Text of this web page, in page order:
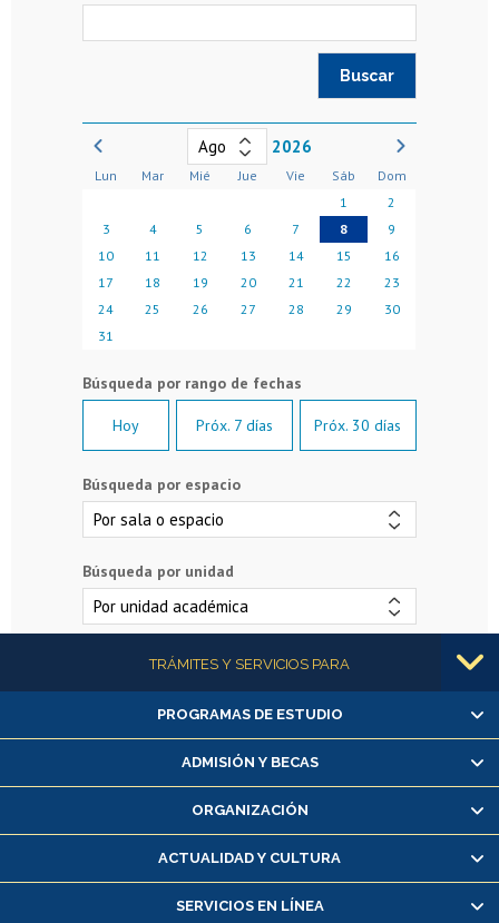
2026
Lun Mar Mié Jue Vie Sáb
Dom
1
2
3
4 5 6 7 8
9
10
11 12 13 14 15
16
17
18 19 20 21 22
23
24
25 26 27 28 29
30
31
Hoy Próx. 7 días Próx. 30 días
Búsqueda por espacio
Búsqueda por unidad
Más informaciónTRÁMITES Y SERVICIOS PARA
Alumnas/os y exalumnas/os
Matrícula en línea
Inscripción y cambio de asignaturas
Consulta y certificado de notas
Servicio médico y dental
Pago de arancel y crédito alumnos
PROGRAMAS DE ESTUDIO
ADMISIÓN Y BECAS
ORGANIZACIÓN
ACTUALIDAD Y CULTURA
SERVICIOS EN LÍNEA